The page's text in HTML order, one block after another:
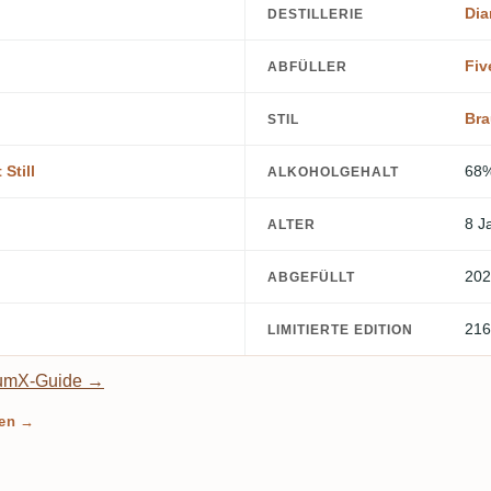
DESTILLERIE
ABFÜLLER
STIL
Still ALKOHOLGEHALT
ALTER 8
ABGEFÜLLT
LIMITIERTE EDITION
Guide →
→